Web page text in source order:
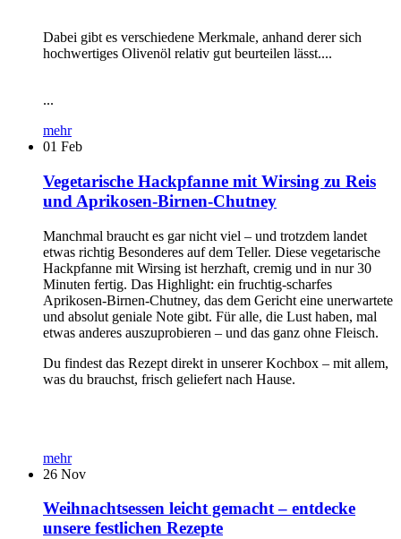
Dabei gibt es verschiedene Merkmale, anhand derer sich
hochwertiges Olivenöl relativ gut beurteilen lässt....
...
mehr
01 Feb
Vegetarische Hackpfanne mit Wirsing zu Reis
und Aprikosen-Birnen-Chutney
Manchmal braucht es gar nicht viel – und trotzdem landet
etwas richtig Besonderes auf dem Teller. Diese vegetarische
Hackpfanne mit Wirsing ist herzhaft, cremig und in nur 30
Minuten fertig. Das Highlight: ein fruchtig-scharfes
Aprikosen-Birnen-Chutney, das dem Gericht eine unerwartete
und absolut geniale Note gibt. Für alle, die Lust haben, mal
etwas anderes auszuprobieren – und das ganz ohne Fleisch.
Du findest das Rezept direkt in unserer Kochbox – mit allem,
was du brauchst, frisch geliefert nach Hause.
mehr
26 Nov
Weihnachtsessen leicht gemacht – entdecke
unsere festlichen Rezepte